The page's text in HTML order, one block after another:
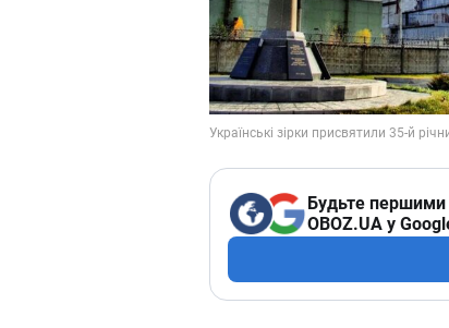
Будьте першими
OBOZ.UA у